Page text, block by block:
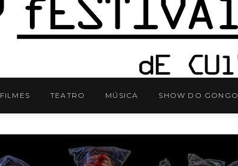
FILMES TEATRO MÚSICA SHOW DO GONGO